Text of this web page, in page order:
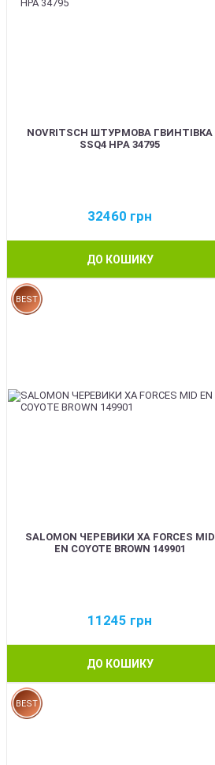
NOVRITSCH ШТУРМОВА ГВИНТІВКА
SSQ4 HPA 34795
32460 грн
ДО КОШИКУ
BEST
SALOMON ЧЕРЕВИКИ XA FORCES MID
EN COYOTE BROWN 149901
11245 грн
ДО КОШИКУ
BEST